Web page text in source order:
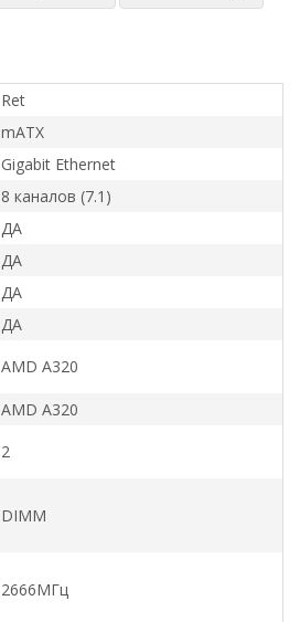
Ret
mATX
Gigabit Ethernet
8 каналов (7.1)
ДА
ДА
ДА
ДА
AMD A320
AMD A320
2
DIMM
2666МГц